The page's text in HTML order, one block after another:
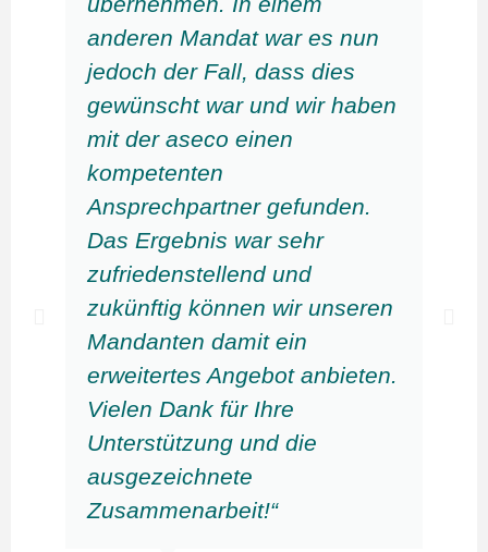
anderen Mandat war es nun
jedoch der Fall, dass dies
gewünscht war und wir haben
mit der aseco einen
kompetenten
Ansprechpartner gefunden.
Das Ergebnis war sehr
zufriedenstellend und
zukünftig können wir unseren
Mandanten damit ein
erweitertes Angebot anbieten.
Vielen Dank für Ihre
Unterstützung und die
ausgezeichnete
Zusammenarbeit!“